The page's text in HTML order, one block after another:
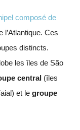
composé de
l’Atlantique. Ces
distincts.
les îles de São
central (îles
et le groupe